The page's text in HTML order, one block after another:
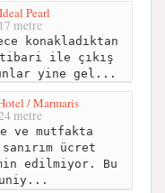
Pearl
metre
konakladıktan
ile çıkış
yine gel...
/ Marmaris
metre
ve mutfakta
ücret
edilmiyor. Bu